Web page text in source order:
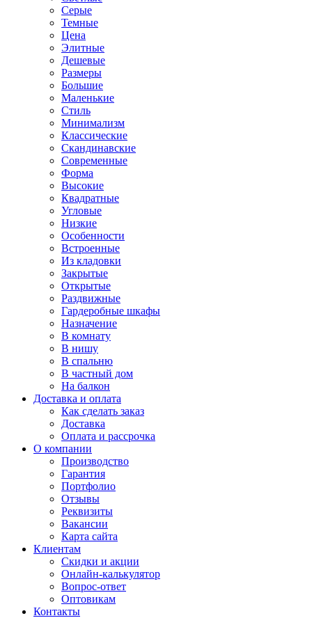
Серые
Темные
Цена
Элитные
Дешевые
Размеры
Большие
Маленькие
Стиль
Минимализм
Классические
Скандинавские
Современные
Форма
Высокие
Квадратные
Угловые
Низкие
Особенности
Встроенные
Из кладовки
Закрытые
Открытые
Раздвижные
Гардеробные шкафы
Назначение
В комнату
В нишу
В спальню
В частный дом
На балкон
Доставка и оплата
Как сделать заказ
Доставка
Оплата и рассрочка
О компании
Производство
Гарантия
Портфолио
Отзывы
Реквизиты
Вакансии
Карта сайта
Клиентам
Скидки и акции
Онлайн-калькулятор
Вопрос-ответ
Оптовикам
Контакты